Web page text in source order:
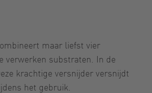
maar liefst vier
verwerken substraten. In de
krachtige versnijder versnijdt
het gebruik.